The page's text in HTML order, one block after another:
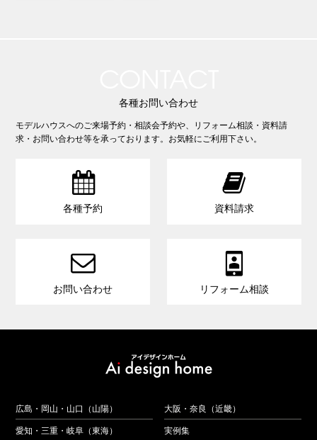
各種お問い合わせ
モデルハウスへのご来場予約・相談会予約や、リフォーム相談・資料請
求・お問い合わせ等を承っております。お気軽にご利用下さい。

各種予約

資料請求

お問い合わせ

リフォーム相談
広島・岡山・山口（山陽） 大阪・奈良（近畿）
愛知・三重・岐阜（東海） 実例集